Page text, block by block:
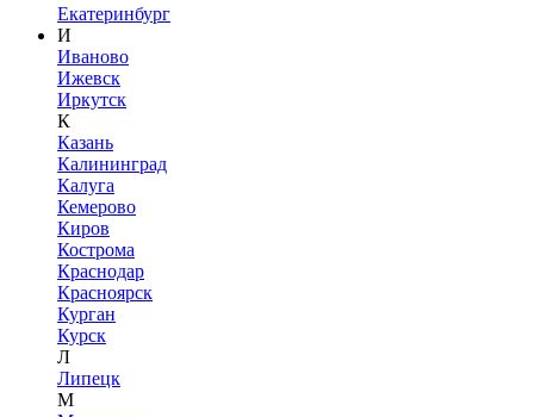
Екатеринбург
И
Иваново
Ижевск
Иркутск
К
Казань
Калининград
Калуга
Кемерово
Киров
Кострома
Краснодар
Красноярск
Курган
Курск
Л
Липецк
М